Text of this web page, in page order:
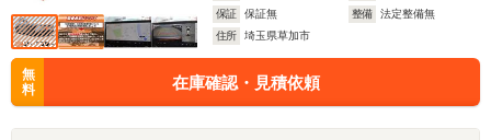
保証
保証無 整備
法定整備無
住所
埼玉県草加市
無
料
在庫確認・見積依頼